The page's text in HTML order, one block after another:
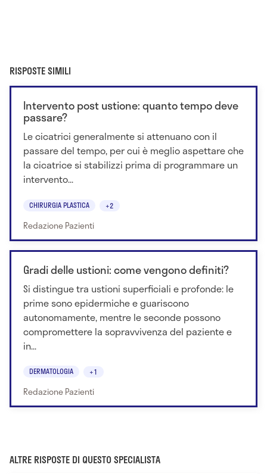
RISPOSTE SIMILI
Intervento post ustione: quanto tempo deve
passare?
Le cicatrici generalmente si attenuano con il
passare del tempo, per cui è meglio aspettare che
la cicatrice si stabilizzi prima di programmare un
intervento...
CHIRURGIA PLASTICA +2
Redazione Pazienti
Gradi delle ustioni: come vengono definiti?
Si distingue tra ustioni superficiali e profonde: le
prime sono epidermiche e guariscono
autonomamente, mentre le seconde possono
compromettere la sopravvivenza del paziente e
in...
DERMATOLOGIA +1
Redazione Pazienti
ALTRE RISPOSTE DI QUESTO SPECIALISTA